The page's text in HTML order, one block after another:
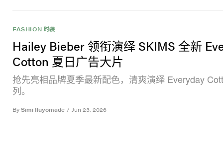
FASHION 时装
Hailey Bieber 领衔演绎 SKIMS 全新
Cotton 夏日广告大片
抢先亮相品牌夏季最新配色，清爽演绎 Everyday
列。
By Simi Iluyomade / Jun 23, 2026